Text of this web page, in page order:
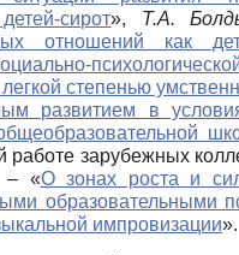
сирот», Т.А.
отношений как
степенью
развитием в
работе зарубежных
«О зонах роста и
образовательными
импровизации».